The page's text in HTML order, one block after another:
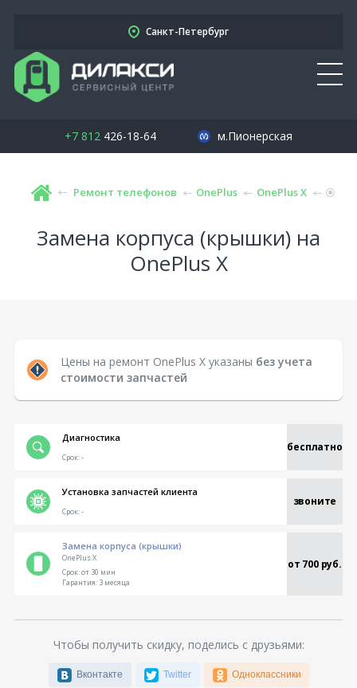
Санкт-Петербург
+7 812426-18-64 м.Пионерская
Ремонт телефонов OnePlus OnePlus X
Замена корпуса (крышки) на
OnePlus X
Цены на ремонт OnePlus X указаны без учета
стоимости запчастей
Диагностика
бесплатно
Срок:-
Установка запчастей клиента
звоните
Срок:-
Замена корпуса (крышки)
OnePlus X от 700 руб.
Срок:от 30 мин
Гарантия:3 месяца
Чтобы получить скидку, поделись с друзьями:
Вконтакте Twitter Одноклассники